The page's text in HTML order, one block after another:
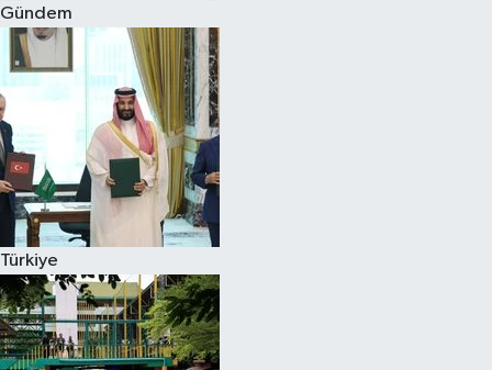
Gündem
Türkiye